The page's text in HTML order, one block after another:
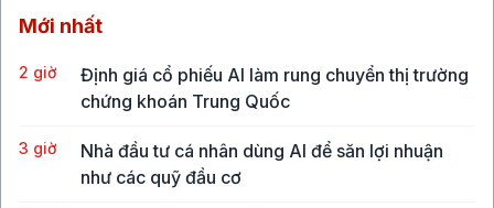
Mới nhất
2 giờ
Định giá cổ phiếu AI làm rung chuyển thị trường
chứng khoán Trung Quốc
3 giờ
Nhà đầu tư cá nhân dùng AI để săn lợi nhuận
như các quỹ đầu cơ